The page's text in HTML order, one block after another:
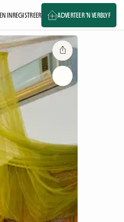
INREGISTREER ADVERTEER 'N VERBLYF